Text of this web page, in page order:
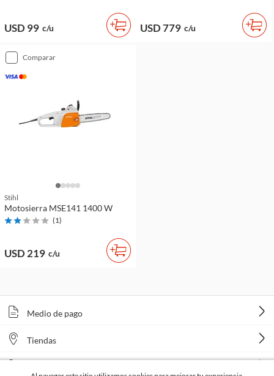
USD 99 c/u USD 779 c/u
comparar
Stihl
Motosierra MSE141 1400 W
(1)
USD 219 c/u
Medio de pago
Tiendas